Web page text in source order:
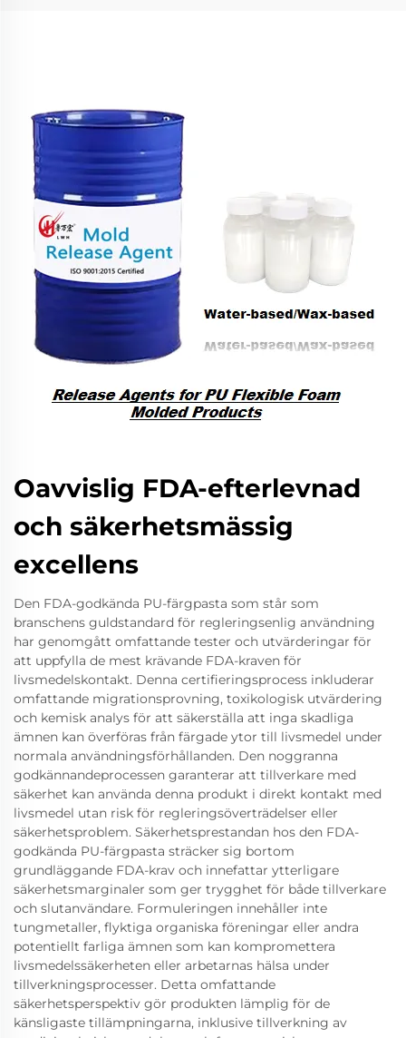
Oavvislig FDA-efterlevnad
och säkerhetsmässig
excellens
Den FDA-godkända PU-färgpasta som står som
branschens guldstandard för regleringsenlig användning
har genomgått omfattande tester och utvärderingar för
att uppfylla de mest krävande FDA-kraven för
livsmedelskontakt. Denna certifieringsprocess inkluderar
omfattande migrationsprovning, toxikologisk utvärdering
och kemisk analys för att säkerställa att inga skadliga
ämnen kan överföras från färgade ytor till livsmedel under
normala användningsförhållanden. Den noggranna
godkännandeprocessen garanterar att tillverkare med
säkerhet kan använda denna produkt i direkt kontakt med
livsmedel utan risk för regleringsöverträdelser eller
säkerhetsproblem. Säkerhetsprestandan hos den FDA-
godkända PU-färgpasta sträcker sig bortom
grundläggande FDA-krav och innefattar ytterligare
säkerhetsmarginaler som ger trygghet för både tillverkare
och slutanvändare. Formuleringen innehåller inte
tungmetaller, flyktiga organiska föreningar eller andra
potentiellt farliga ämnen som kan kompromettera
livsmedelssäkerheten eller arbetarnas hälsa under
tillverkningsprocesser. Detta omfattande
säkerhetsperspektiv gör produkten lämplig för de
känsligaste tillämpningarna, inklusive tillverkning av